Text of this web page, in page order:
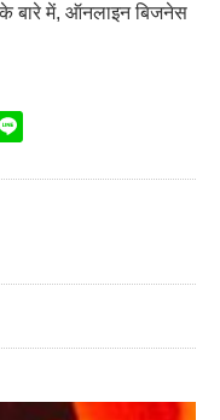
बारे में, ऑनलाइन बिजनेस